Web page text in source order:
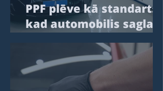
PPF plēve kā standarts:
kad automobilis saglabā
līmeni, nevis vienkārši
“paliek kā ir”